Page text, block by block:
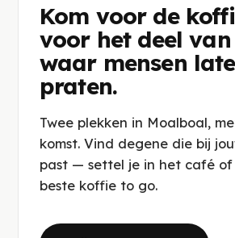
Kom voor de
voor het deel van
waar mensen
praten.
Twee plekken in Moalboal,
komst. Vind degene die bij
past — settel je in het café
beste koffie to go.